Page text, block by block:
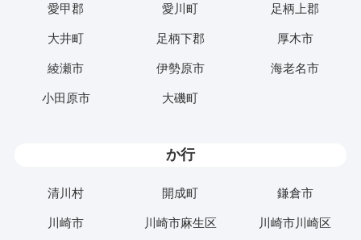
愛甲郡 愛川町 足柄上郡
大井町 足柄下郡 厚木市
綾瀬市 伊勢原市 海老名市
小田原市 大磯町
か行
清川村 開成町 鎌倉市
川崎市 川崎市麻生区 川崎市川崎区